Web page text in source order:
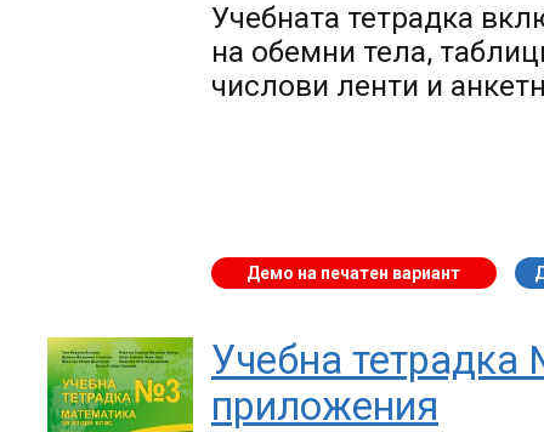
Учебната тетрадка
на обемни тела,
числови ленти и
Демо на печатен вариант
Учебна тетрадка
приложения